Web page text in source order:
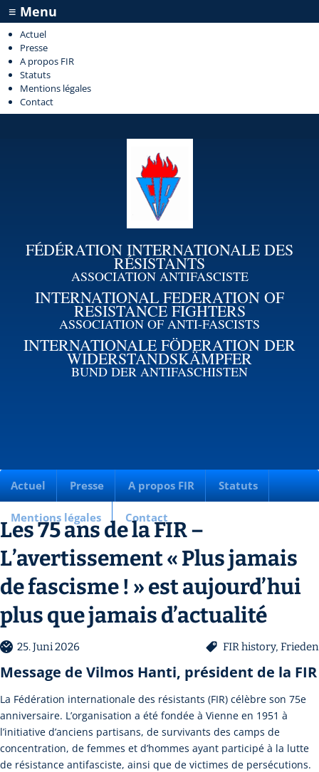
≡ Menu
Actuel
Presse
A propos FIR
Statuts
Mentions légales
Contact
FÉDÉRATION INTERNATIONALE DES
RÉSISTANTS
ASSOCIATION ANTIFASCISTE
INTERNATIONAL FEDERATION OF
RESISTANCE FIGHTERS
ASSOCIATION OF ANTI-FASCISTS
INTERNATIONALE FÖDERATION DER
WIDERSTANDSKÄMPFER
BUND DER ANTIFASCHISTEN
Actuel Presse A propos FIR Statuts
Mentions légales Contact
Les 75 ans de la FIR –
L’avertissement « Plus jamais
de fascisme ! » est aujourd’hui
plus que jamais d’actualité
25. Juni 2026 FIR history, Frieden
Message de Vilmos Hanti, président de la FIR
La Fédération internationale des résistants (FIR) célèbre son 75e
anniversaire. L’organisation a été fondée à Vienne en 1951 à
l’initiative d’anciens partisans, de survivants des camps de
concentration, de femmes et d’hommes ayant participé à la lutte
de résistance antifasciste, ainsi que de victimes de persécutions.